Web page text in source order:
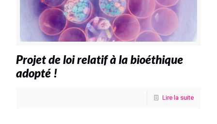
Projet de loi relatif à la bioéthique
adopté !
Lire la suite